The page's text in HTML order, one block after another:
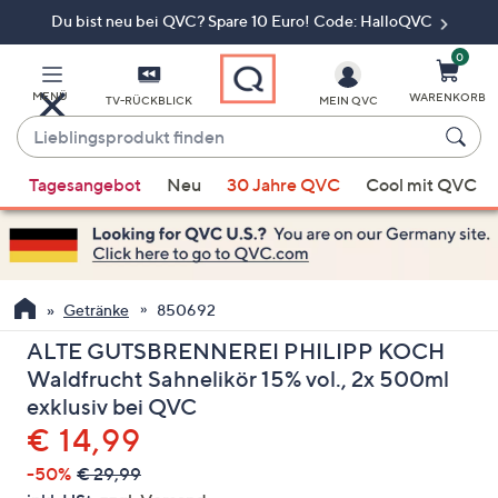
Du bist neu bei QVC? Spare 10 Euro! Code: HalloQVC
MENÜ TV-RÜCKBLICK
Lieblingsprodukt
finden
Vorschläge
verfügbar
sind,
verwenden
Sie
die
Pfeiltasten
nach
oben
und
nach
unten
MEIN QVC
0
WARENKORB
Tagesangebot Neu 30 Jahre QVC Cool mit QVC
Getränke 850692
ALTE GUTSBRENNEREI PHILIPP KOCH
Waldfrucht Sahnelikör 15% vol., 2x 500ml
exklusiv bei QVC
Gelöscht
€ 14,99
-50% € 29,99